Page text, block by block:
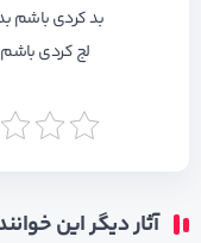
بد کردی باشم
لج کردی
آثار دیگر این